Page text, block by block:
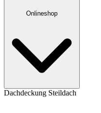
Onlineshop
Dachdeckung Steildach